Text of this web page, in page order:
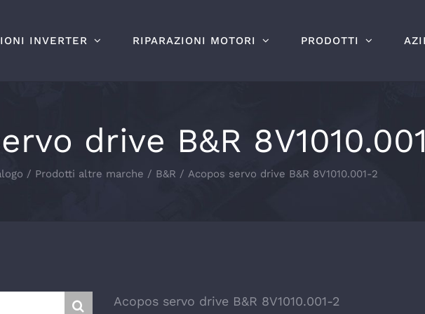
INVERTER RIPARAZIONI MOTORI PRODOTTI
drive B&R
Prodotti altre marche B&R Acopos servo drive B&R 8V1010.001-2
Acopos servo drive B&R 8V1010.001-2